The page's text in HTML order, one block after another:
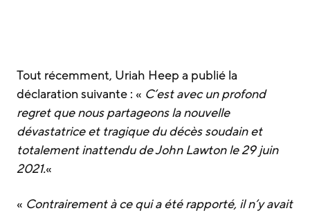
Tout récemment, Uriah Heep a publié la
déclaration suivante : « C’est avec un profond
regret que nous partageons la nouvelle
dévastatrice et tragique du décès soudain et
totalement inattendu de John Lawton le 29 juin
2021.«
« Contrairement à ce qui a été rapporté, il n’y avait